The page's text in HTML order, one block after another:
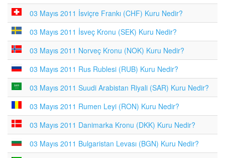
03 Mayıs 2011 İsviçre Frankı (CHF) Kuru Nedir?
03 Mayıs 2011 İsveç Kronu (SEK) Kuru Nedir?
03 Mayıs 2011 Norveç Kronu (NOK) Kuru Nedir?
03 Mayıs 2011 Rus Rublesi (RUB) Kuru Nedir?
03 Mayıs 2011 Suudi Arabistan Riyali (SAR) Kuru Nedir?
03 Mayıs 2011 Rumen Leyi (RON) Kuru Nedir?
03 Mayıs 2011 Danimarka Kronu (DKK) Kuru Nedir?
03 Mayıs 2011 Bulgaristan Levası (BGN) Kuru Nedir?